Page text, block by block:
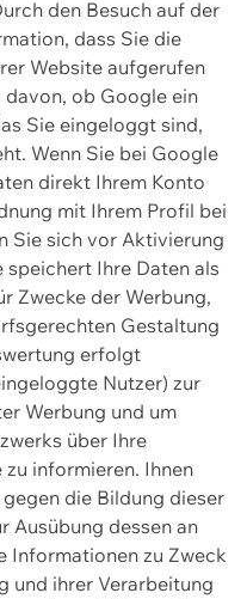
den Besuch auf der
dass Sie die
Website aufgerufen
ob Google ein
Sie eingeloggt sind,
Wenn Sie bei Google
direkt Ihrem Konto
mit Ihrem Profil bei
Sie sich vor Aktivierung
Ihre Daten als
Zwecke der Werbung,
Gestaltung
erfolgt
Nutzer) zur
Werbung und um
über Ihre
informieren. Ihnen
die Bildung dieser
Ausübung dessen an
Informationen zu Zweck
und ihrer Verarbeitung